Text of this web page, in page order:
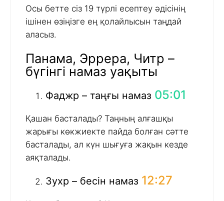
Осы бетте сіз 19 түрлі есептеу әдісінің
ішінен өзіңізге ең қолайлысын таңдай
аласыз.
Панама, Эррера, Читр –
бүгінгі намаз уақыты
Фаджр – таңғы намаз 05:01
Қашан басталады? Таңның алғашқы
жарығы көкжиекте пайда болған сәтте
басталады, ал күн шығуға жақын кезде
аяқталады.
Зухр – бесін намаз 12:27